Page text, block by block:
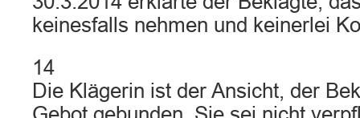
keinesfalls nehmen und keinerlei
14
Die Klägerin ist der Ansicht, der